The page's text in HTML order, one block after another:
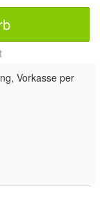
Vorkasse per